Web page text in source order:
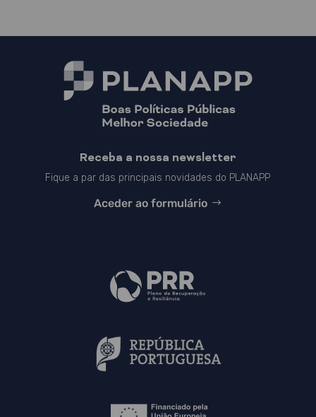
Receba a nossa newsletter
Fique a par das principais novidades do PLANAPP
Aceder ao formulário